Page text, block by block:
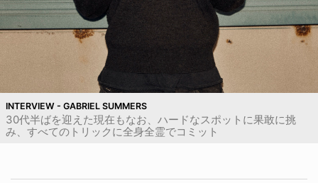
INTERVIEW - GABRIEL SUMMERS
30代半ばを迎えた現在もなお、ハードなスポットに果敢に挑
み、すべてのトリックに全身全霊でコミット